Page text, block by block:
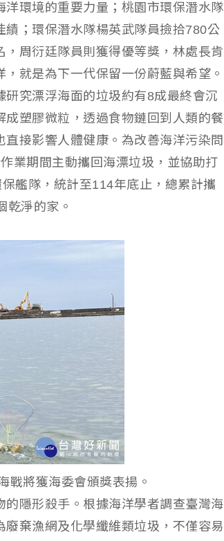
環境的重要力量；桃園市環保潛水隊
；環保潛水隊楊英武隊員撿拾780公
周衍廷隊員則獲得優等獎，林處長肯
就是為下一代保留一份蔚藍與希望。
究漂浮海面的垃圾約有8成最終會沉
塑膠微粒，透過食物鏈回到人類的餐
接影響人體健康。為改善海洋污染問
業期間主動攜回海漂垃圾，並協助打
艦隊，統計至114年底止，總累計攜
乾淨的家。
戰將獲海委會頒獎表揚。
隱形殺手。根據海洋學者調查臺灣海
棄漁網及化學纖維類垃圾，不僅容易